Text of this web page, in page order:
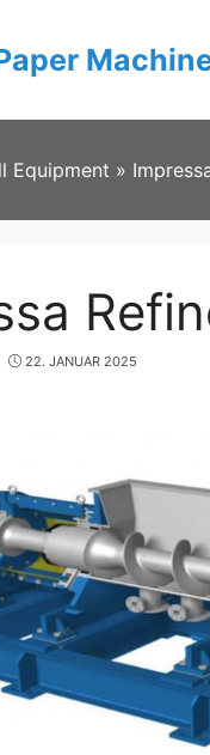
Equipment »
22. JANUAR 2025